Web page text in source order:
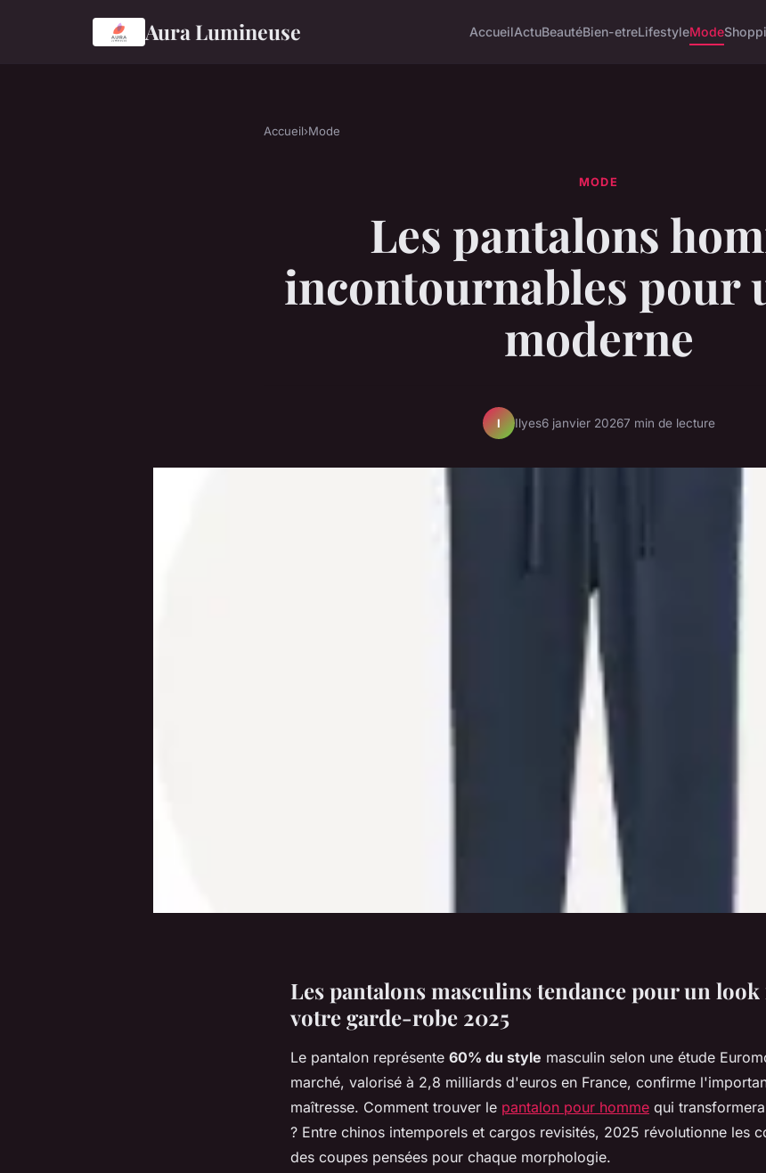
Aura Lumineuse AccueilActuBeautéBien-etreLifestyleMode
Accueil›Mode
MODE
Les pantalons
incontournables pour
moderne
I Ilyes6 janvier 20267 min de lecture
Les pantalons masculins tendance pour un
votre garde-robe 2025
Le pantalon représente 60% du style masculin selon une étude
marché, valorisé à 2,8 milliards d'euros en France, confirme
maîtresse. Comment trouver le pantalon pour homme qui
? Entre chinos intemporels et cargos revisités, 2025 révolutionne les
des coupes pensées pour chaque morphologie.